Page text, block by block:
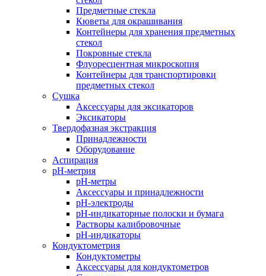
Предметные стекла
Кюветы для окрашивания
Контейнеры для хранения предметных
стекол
Покровные стекла
Флуоресцентная микроскопия
Контейнеры для транспортировки
предметных стекол
Сушка
Аксессуары для эксикаторов
Эксикаторы
Твердофазная экстракция
Принадлежности
Оборудование
Аспирация
pH-метрия
pH-метры
Аксессуары и принадлежности
pH-электроды
pH-индикаторные полоски и бумага
Растворы калибровочные
pH-индикаторы
Кондуктометрия
Кондуктометры
Аксессуары для кондуктометров